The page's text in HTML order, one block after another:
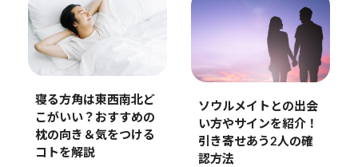
寝る方角は東西南北ど
こがいい？おすすめの
枕の向き＆気をつける
コトを解説
ソウルメイトとの出会
い方やサインを紹介！
引き寄せあう2人の確
認方法